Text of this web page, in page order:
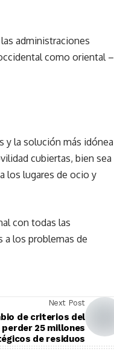
administraciones
como oriental –
y la solución más idónea
cubiertas, bien sea
los lugares de ocio y
con todas las
a los problemas de
Next Post
de criterios del
perder 25 millones
de residuos